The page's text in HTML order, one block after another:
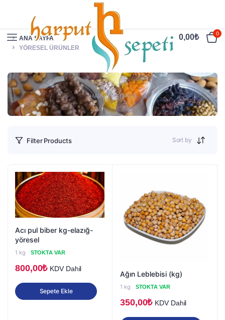
0,00₺ 0
ANA SAYFA
YÖRESEL ÜRÜNLER
HARPUT SEPETİ
Filter Products Sort by
Acı pul biber kg-elazığ-
yöresel
1 kg STOKTA VAR
800,00₺ KDV Dahil
Sepete Ekle
Ağın Leblebisi (kg)
1 kg STOKTA VAR
350,00₺ KDV Dahil